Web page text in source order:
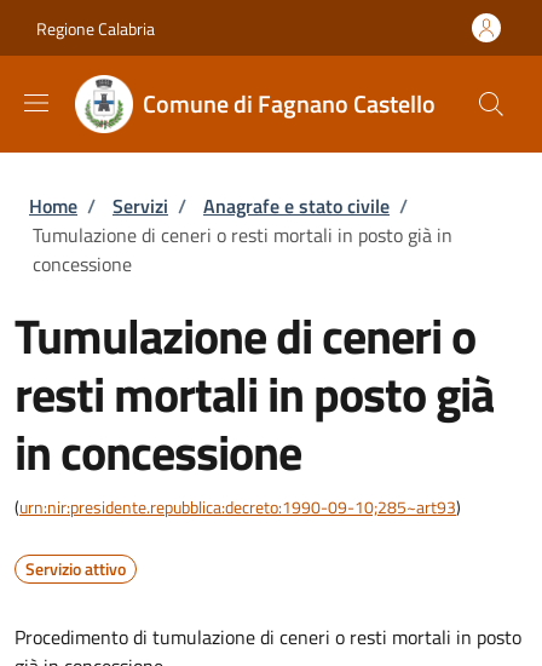
Regione Calabria
Comune di Fagnano Castello
Briciole di pane
Home / Servizi / Anagrafe e stato civile /
Tumulazione di ceneri o resti mortali in posto già in
concessione
Tumulazione di ceneri o
resti mortali in posto già
in concessione
(urn:nir:presidente.repubblica:decreto:1990-09-10;285~art93)
Servizio attivo
Procedimento di tumulazione di ceneri o resti mortali in posto